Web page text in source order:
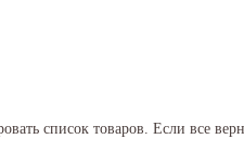
список товаров. Если все